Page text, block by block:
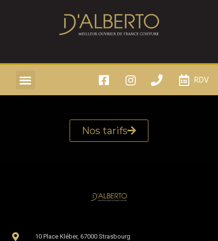
RDV
Nos tarifs
10 Place Kléber, 67000 Strasbourg